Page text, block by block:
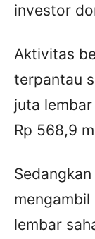
investor
Aktivitas
terpantau
juta
Rp 568,9
lembar